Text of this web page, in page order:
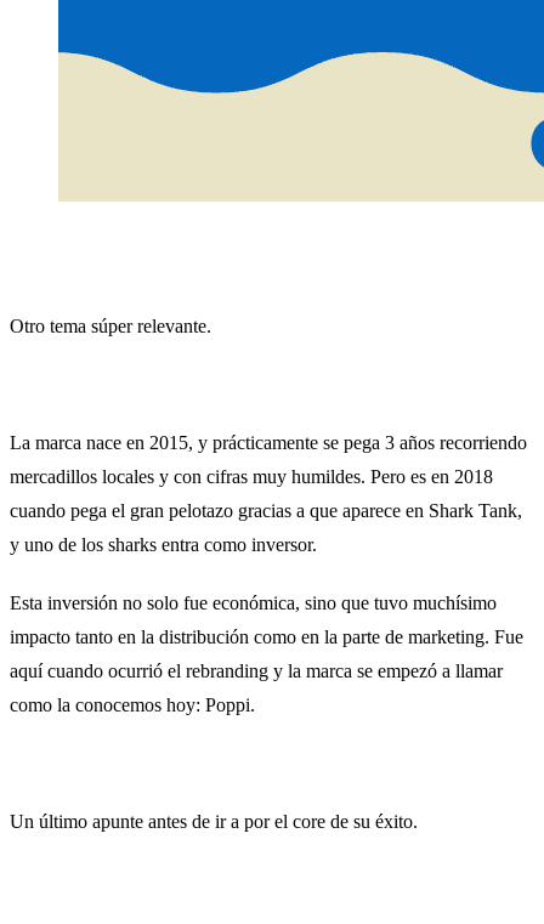
Otro tema súper relevante.
La marca nace en 2015, y prácticamente se pega 3 años recorriendo
mercadillos locales y con cifras muy humildes. Pero es en 2018
cuando pega el gran pelotazo gracias a que aparece en Shark Tank,
y uno de los sharks entra como inversor.
Esta inversión no solo fue económica, sino que tuvo muchísimo
impacto tanto en la distribución como en la parte de marketing. Fue
aquí cuando ocurrió el rebranding y la marca se empezó a llamar
como la conocemos hoy: Poppi.
Un último apunte antes de ir a por el core de su éxito.